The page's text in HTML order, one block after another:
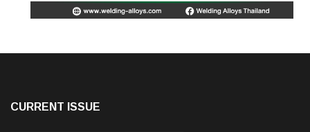
CURRENT ISSUE